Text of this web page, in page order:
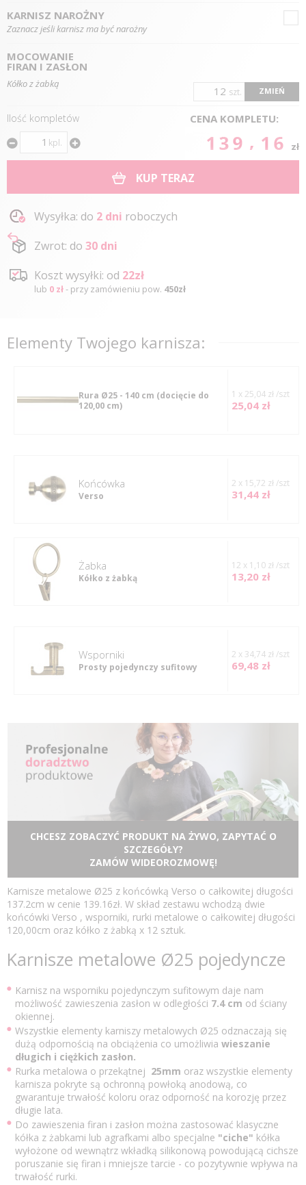
KARNISZ NAROŻNY
Zaznacz jeśli karnisz ma być narożny
MOCOWANIE
FIRAN I ZASŁON
Kółko z żabką
szt. ZMIEŃ
Ilość kompletów
kpl.
CENA KOMPLETU:
139.16 zł
KUP TERAZ
Wysyłka: do 2 dni roboczych
Zwrot: do 30 dni
Koszt wysyłki: od 22zł
lub 0 zł- przy zamówieniu pow. 450zł
Elementy Twojego karnisza:
Rura Ø25 - 140 cm (docięcie do
120,00 cm)
1 x 25,04 zł /szt
25,04 zł
Końcówka
Verso
2 x 15,72 zł /szt
31,44 zł
Żabka
Kółko z żabką
12 x 1,10 zł /szt
13,20 zł
Wsporniki
Prosty pojedynczy sufitowy
2 x 34,74 zł /szt
69,48 zł
CHCESZ ZOBACZYĆ PRODUKT NA ŻYWO, ZAPYTAĆ O
SZCZEGÓŁY?
ZAMÓW WIDEOROZMOWĘ!
Karnisze metalowe Ø25 z końcówką Verso o całkowitej długości
137.2cm w cenie 139.16zł. W skład zestawu wchodzą dwie
końcówki Verso , wsporniki, rurki metalowe o całkowitej długości
120,00cm oraz kółko z żabką x 12 sztuk.
Karnisze metalowe Ø25 pojedyncze
Karnisz na wsporniku pojedynczym sufitowym daje nam
możliwość zawieszenia zasłon w odległości 7.4 cm od ściany
okiennej.
Wszystkie elementy karniszy metalowych Ø25 odznaczają się
dużą odpornością na obciążenia co umożliwia wieszanie
długich i ciężkich zasłon.
Rurka metalowa o przekątnej 25mm oraz wszystkie elementy
karnisza pokryte są ochronną powłoką anodową, co
gwarantuje trwałość koloru oraz odporność na korozję przez
długie lata.
Do zawieszenia firan i zasłon można zastosować klasyczne
kółka z żabkami lub agrafkami albo specjalne "ciche" kółka
wyłożone od wewnątrz wkładką silikonową powodującą cichsze
poruszanie się firan i mniejsze tarcie - co pozytywnie wpływa na
trwałość rurki.